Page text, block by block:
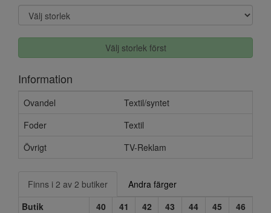
Välj storlek först
Information
Ovandel
Textil/syntet
Foder
Textil
Övrigt
TV-Reklam
Finns i 2 av 2 butiker
Andra färger
Butik
40 41 42 43 44 45
46